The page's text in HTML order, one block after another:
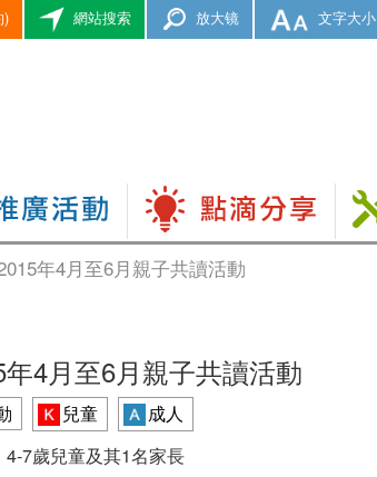
) 網站搜索 放大镜 文字大小
年4月至6月親子共讀活動
4月至6月親子共讀活動
兒童
成人
4-7歲兒童及其1名家長